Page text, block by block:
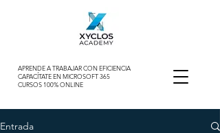
APRENDE A TRABAJAR CON EFICIENCIA
CAPACÍTATE EN MICROSOFT 365
CURSOS 100% ONLINE
Entrada